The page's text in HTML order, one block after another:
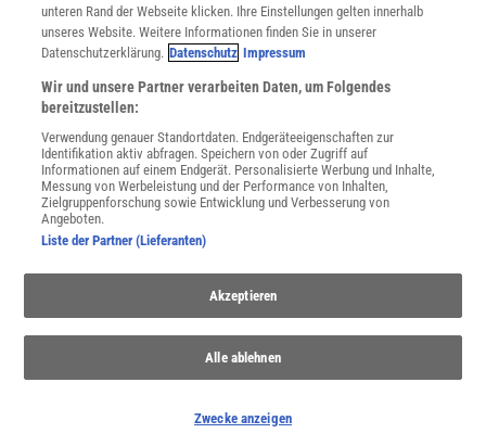
Alle Artikel
Impressum
Angebote für Schulen
Angebote für Institutionen
Sprachen lernen mit Gymglish
Lexika
Für Spektrum schreiben
Zugänglichkeitserklärung
WEBSEITEN
KielSCN
Wissenschaft in die Schulen
SciLogs
unteren Rand der Webseite klicken. Ihre Einstellungen gelten innerhalb
unseres Website. Weitere Informationen finden Sie in unserer
Datenschutzerklärung. Datenschutz Impressum
Wir und unsere Partner verarbeiten Daten, um Folgendes
bereitzustellen:
Verwendung genauer Standortdaten. Endgeräteeigenschaften zur
Identifikation aktiv abfragen. Speichern von oder Zugriff auf
Informationen auf einem Endgerät. Personalisierte Werbung und Inhalte,
Messung von Werbeleistung und der Performance von Inhalten,
Zielgruppenforschung sowie Entwicklung und Verbesserung von
Angeboten.
Liste der Partner (Lieferanten)
Akzeptieren
Alle ablehnen
Zwecke anzeigen